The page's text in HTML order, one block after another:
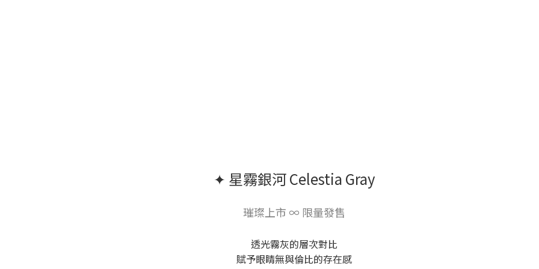
✦ 星霧銀河 Celestia Gray
璀璨上市 ∞ 限量發售
透光霧灰的層次對比
賦予眼睛無與倫比的存在感